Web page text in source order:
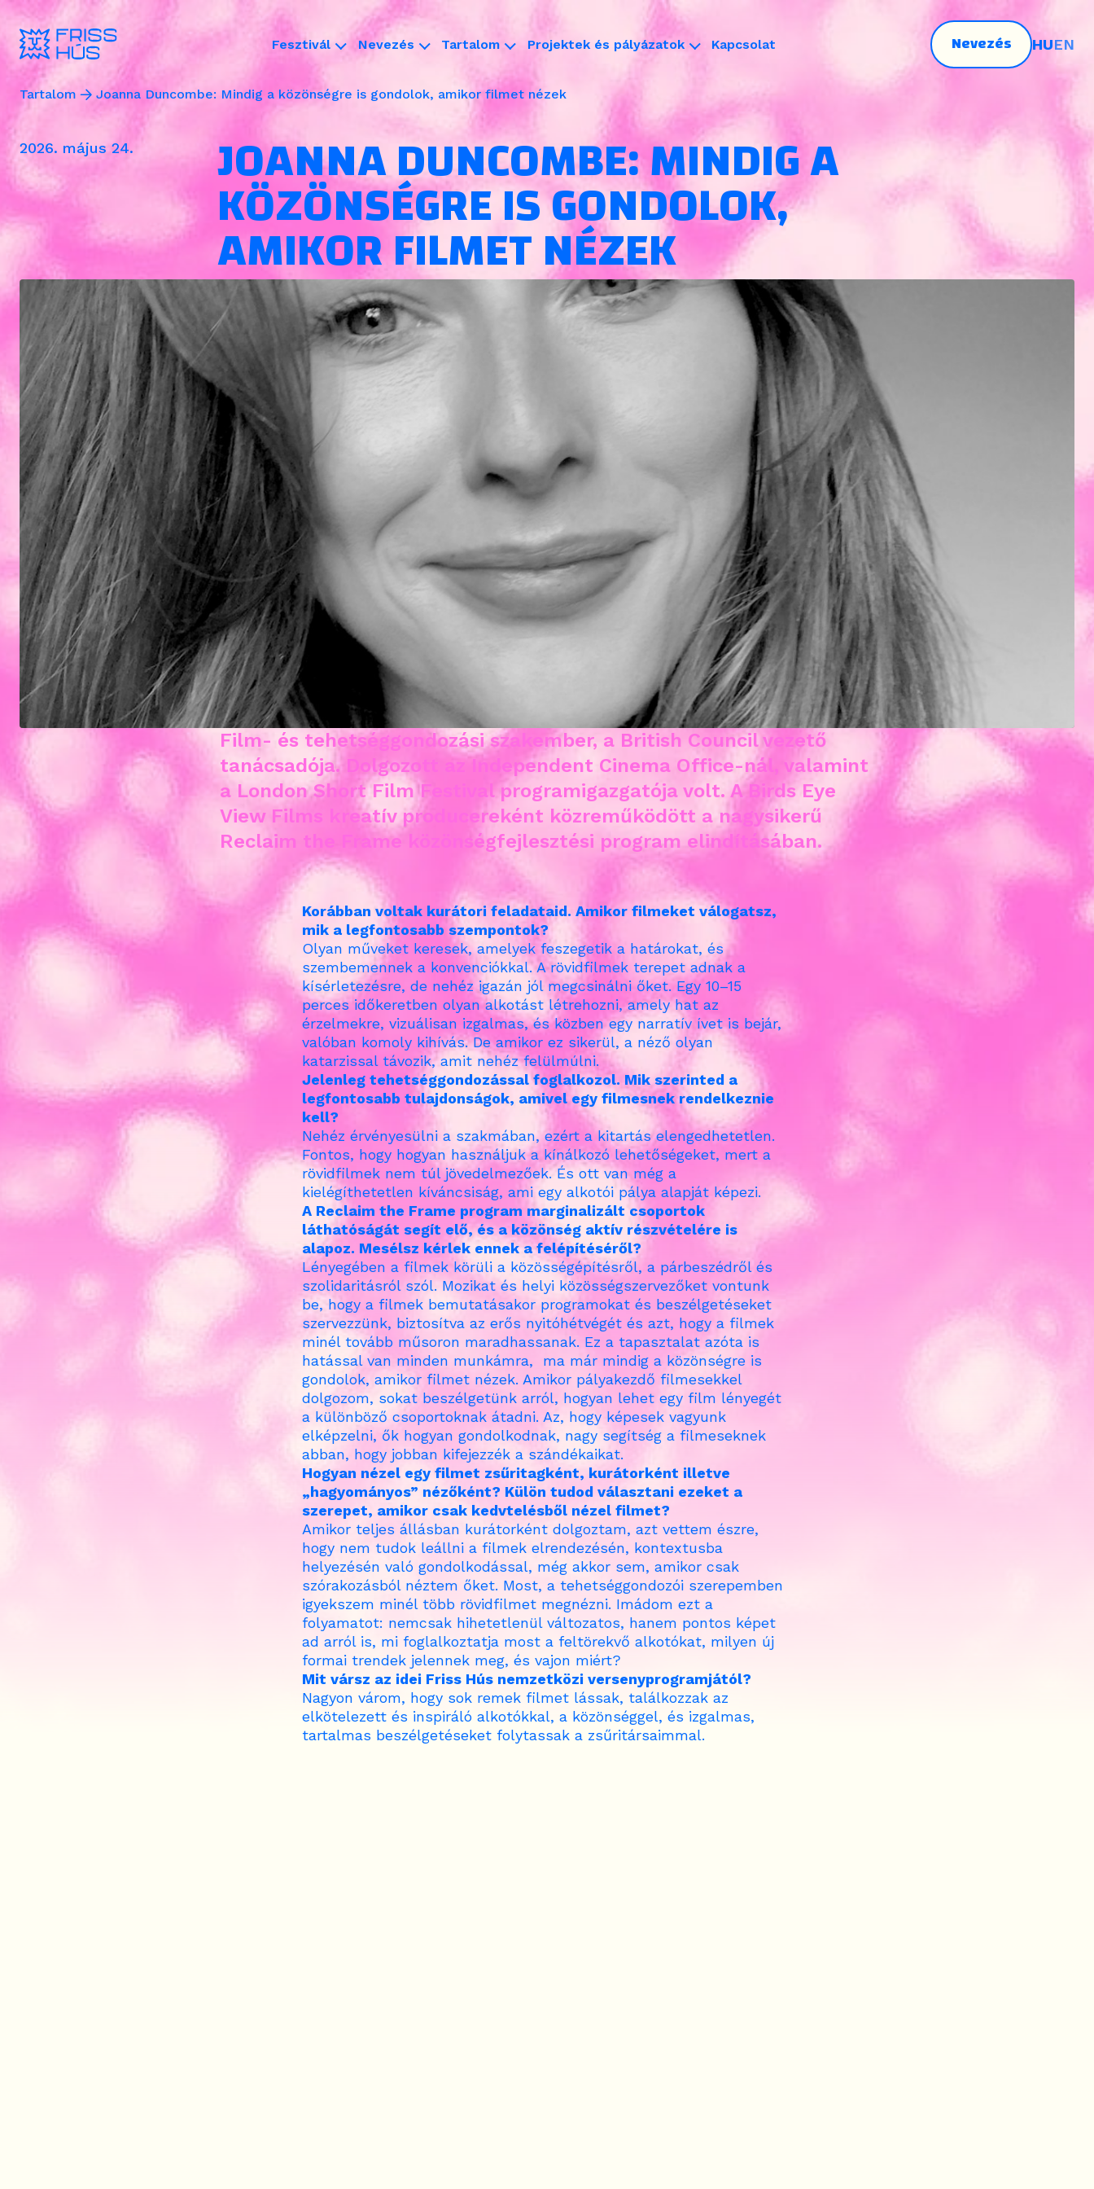
Fesztivál Nevezés Tartalom Projektek és pályázatok Kapcsolat Nevezés HUEN
Tartalom Joanna Duncombe: Mindig a közönségre is gondolok, amikor filmet nézek
2026. május 24. JOANNA DUNCOMBE: MINDIG A
KÖZÖNSÉGRE IS GONDOLOK,
AMIKOR FILMET NÉZEK
Film- és tehetséggondozási szakember, a British Council vezető
tanácsadója. Dolgozott az Independent Cinema Office-nál, valamint
a London Short Film Festival programigazgatója volt. A Birds Eye
View Films kreatív producereként közreműködött a nagysikerű
Reclaim the Frame közönségfejlesztési program elindításában.
Korábban voltak kurátori feladataid. Amikor filmeket válogatsz,
mik a legfontosabb szempontok?
Olyan műveket keresek, amelyek feszegetik a határokat, és
szembemennek a konvenciókkal. A rövidfilmek terepet adnak a
kísérletezésre, de nehéz igazán jól megcsinálni őket. Egy 10–15
perces időkeretben olyan alkotást létrehozni, amely hat az
érzelmekre, vizuálisan izgalmas, és közben egy narratív ívet is bejár,
valóban komoly kihívás. De amikor ez sikerül, a néző olyan
katarzissal távozik, amit nehéz felülmúlni.
Jelenleg tehetséggondozással foglalkozol. Mik szerinted a
legfontosabb tulajdonságok, amivel egy filmesnek rendelkeznie
kell?
Nehéz érvényesülni a szakmában, ezért a kitartás elengedhetetlen.
Fontos, hogy hogyan használjuk a kínálkozó lehetőségeket, mert a
rövidfilmek nem túl jövedelmezőek. És ott van még a
kielégíthetetlen kíváncsiság, ami egy alkotói pálya alapját képezi.
A Reclaim the Frame program marginalizált csoportok
láthatóságát segít elő, és a közönség aktív részvételére is
alapoz. Mesélsz kérlek ennek a felépítéséről?
Lényegében a filmek körüli a közösségépítésről, a párbeszédről és
szolidaritásról szól. Mozikat és helyi közösségszervezőket vontunk
be, hogy a filmek bemutatásakor programokat és beszélgetéseket
szervezzünk, biztosítva az erős nyitóhétvégét és azt, hogy a filmek
minél tovább műsoron maradhassanak. Ez a tapasztalat azóta is
hatással van minden munkámra, ma már mindig a közönségre is
gondolok, amikor filmet nézek. Amikor pályakezdő filmesekkel
dolgozom, sokat beszélgetünk arról, hogyan lehet egy film lényegét
a különböző csoportoknak átadni. Az, hogy képesek vagyunk
elképzelni, ők hogyan gondolkodnak, nagy segítség a filmeseknek
abban, hogy jobban kifejezzék a szándékaikat.
Hogyan nézel egy filmet zsűritagként, kurátorként illetve
„hagyományos” nézőként? Külön tudod választani ezeket a
szerepet, amikor csak kedvtelésből nézel filmet?
Amikor teljes állásban kurátorként dolgoztam, azt vettem észre,
hogy nem tudok leállni a filmek elrendezésén, kontextusba
helyezésén való gondolkodással, még akkor sem, amikor csak
szórakozásból néztem őket. Most, a tehetséggondozói szerepemben
igyekszem minél több rövidfilmet megnézni. Imádom ezt a
folyamatot: nemcsak hihetetlenül változatos, hanem pontos képet
ad arról is, mi foglalkoztatja most a feltörekvő alkotókat, milyen új
formai trendek jelennek meg, és vajon miért?
Mit vársz az idei Friss Hús nemzetközi versenyprogramjától?
Nagyon várom, hogy sok remek filmet lássak, találkozzak az
elkötelezett és inspiráló alkotókkal, a közönséggel, és izgalmas,
tartalmas beszélgetéseket folytassak a zsűritársaimmal.